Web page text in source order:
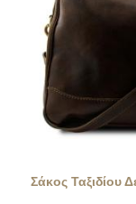
Σάκος Ταξιδίου